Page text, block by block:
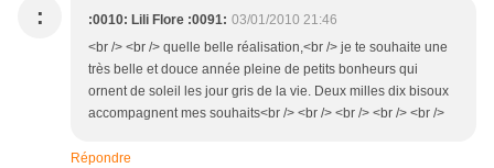
: :0010: Lili Flore :0091: 03/01/2010 21:46
<br /> <br /> quelle belle réalisation,<br /> je te souhaite une
très belle et douce année pleine de petits bonheurs qui
ornent de soleil les jour gris de la vie. Deux milles dix bisoux
accompagnent mes souhaits<br /> <br /> <br /> <br /> <br />
Répondre